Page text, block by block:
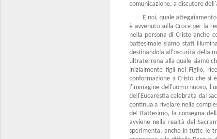
comunicazione, a discutere
E noi, quale
è avvenuto sulla Croce per la
nella persona di Cristo anche
battesimale siamo stati
destinandola all'oscurità della
ultraterrena alla quale siamo
inizialmente figli nel Figlio,
conformazione a Cristo che si
l'immagine dell'uomo nuovo,
dell'Eucarestia celebrata dal
continua a rivelare nella
del Battesimo, la consegna
avviene nella realtà del
sperimenta, anche in tutte le